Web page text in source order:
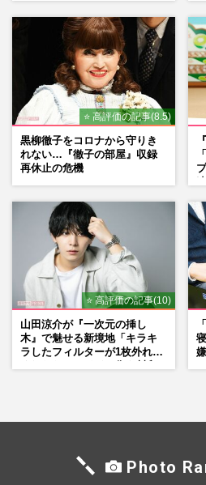
⭐ 高評価の記事(8.5)
黒柳徹子をコロナから守りき
れない…『徹子の部屋』収録
再休止の危機
⭐ 高評価の記事(10)
山田涼介が『一次元の挿し
木』で魅せる新境地「キラキ
ラしたフィルターが1枚外れて
Photo